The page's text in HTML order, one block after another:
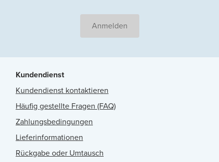
Anmelden
Kundendienst
Kundendienst kontaktieren
Häufig gestellte Fragen (FAQ)
Zahlungsbedingungen
Lieferinformationen
Rückgabe oder Umtausch